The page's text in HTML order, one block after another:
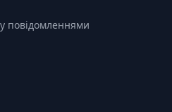
повідомленнями